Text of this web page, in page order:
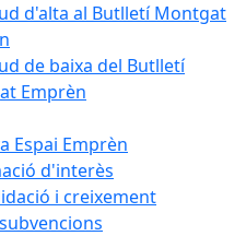
d'alta al Butlletí Montgat
de baixa del Butlletí
Emprèn
Espai Emprèn
d'interès
i creixement